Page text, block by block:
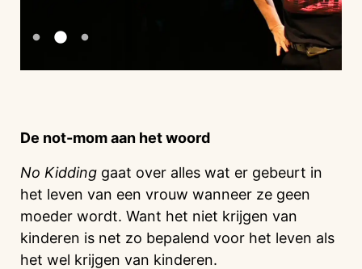
De not-mom aan het woord
No Kidding gaat over alles wat er gebeurt in
het leven van een vrouw wanneer ze geen
moeder wordt. Want het niet krijgen van
kinderen is net zo bepalend voor het leven als
het wel krijgen van kinderen.